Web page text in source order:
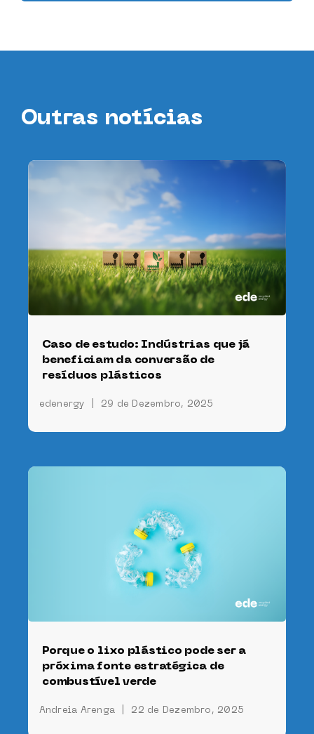
Outras notícias
Caso de estudo: Indústrias que já
beneficiam da conversão de
resíduos plásticos
edenergy 29 de Dezembro, 2025
Porque o lixo plástico pode ser a
próxima fonte estratégica de
combustível verde
Andreia Arenga 22 de Dezembro, 2025